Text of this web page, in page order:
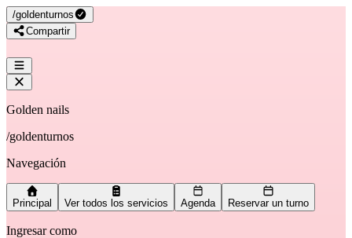
/goldenturnos
Compartir
Golden nails
/goldenturnos
Navegación
Principal Ver todos los servicios Agenda Reservar un turno
Ingresar como